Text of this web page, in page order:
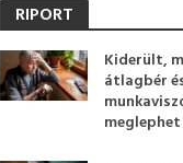
RIPORT
Kiderült,
átlagbér